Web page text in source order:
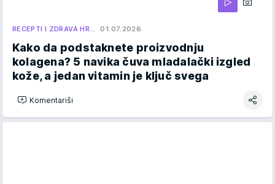
RECEPTI I ZDRAVA HR… 01.07.2026.
Kako da podstaknete proizvodnju
kolagena? 5 navika čuva mladalački izgled
kože, a jedan vitamin je ključ svega
Komentariši